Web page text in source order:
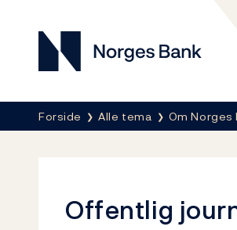
Norges Bank
Her er du nå:
Forside Alle tema Om Norges
Offentlig